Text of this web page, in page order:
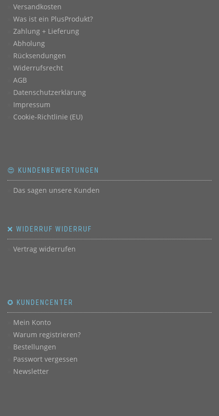
Versandkosten
Was ist ein PlusProdukt?
Zahlung + Lieferung
Abholung
Rücksendungen
Widerrufsrecht
AGB
Datenschutzerklärung
Impressum
Cookie-Richtlinie (EU)
😍 KUNDENBEWERTUNGEN
Das sagen unsere Kunden
❌ WIDERRUF WIDERRUF
Vertrag widerrufen
✪ KUNDENCENTER
Mein Konto
Warum registrieren?
Bestellungen
Passwort vergessen
Newsletter